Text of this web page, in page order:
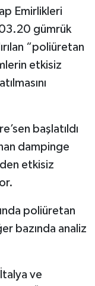
Emirlikleri
gümrük
“poliüretan
etkisiz
başlatıldı
dampinge
etkisiz
poliüretan
bazında analiz
ve